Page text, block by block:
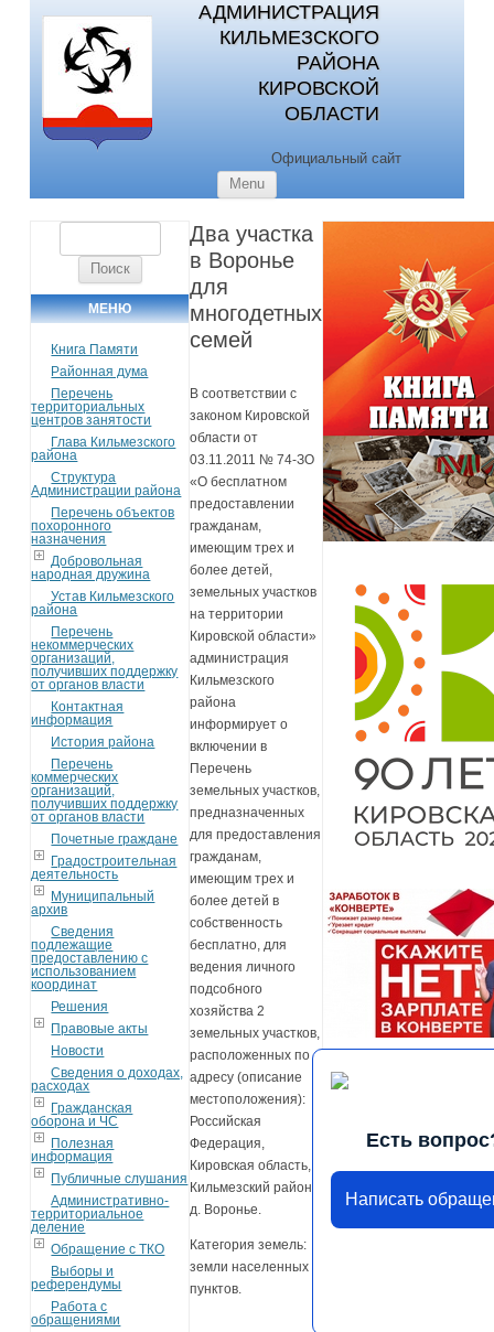
АДМИНИСТРАЦИЯ
КИЛЬМЕЗСКОГО
РАЙОНА
КИРОВСКОЙ
ОБЛАСТИ
Официальный сайт
Menu
МЕНЮ
Книга Памяти
Районная дума
Перечень
территориальных
центров занятости
Глава Кильмезского
района
Структура
Администрации района
Перечень объектов
похоронного
назначения
Добровольная
народная дружина
Устав Кильмезского
района
Перечень
некоммерческих
организаций,
получивших поддержку
от органов власти
Контактная
информация
История района
Перечень
коммерческих
организаций,
получивших поддержку
от органов власти
Почетные граждане
Градостроительная
деятельность
Муниципальный
архив
Сведения
подлежащие
предоставлению с
использованием
координат
Решения
Правовые акты
Новости
Сведения о доходах,
расходах
Гражданская
оборона и ЧС
Полезная
информация
Публичные слушания
Административно-
территориальное
деление
Обращение с ТКО
Выборы и
референдумы
Работа с
обращениями
Два участка
в Воронье
для
многодетных
семей
В соответствии с
законом Кировской
области от
03.11.2011 № 74-ЗО
«О бесплатном
предоставлении
гражданам,
имеющим трех и
более детей,
земельных участков
на территории
Кировской области»
администрация
Кильмезского
района
информирует о
включении в
Перечень
земельных участков,
предназначенных
для предоставления
гражданам,
имеющим трех и
более детей в
собственность
бесплатно, для
ведения личного
подсобного
хозяйства 2
земельных участков,
расположенных по
адресу (описание
местоположения):
Российская
Федерация,
Кировская область,
Кильмезский район,
д. Воронье.
Категория земель:
земли населенных
пунктов.
Есть
Написать